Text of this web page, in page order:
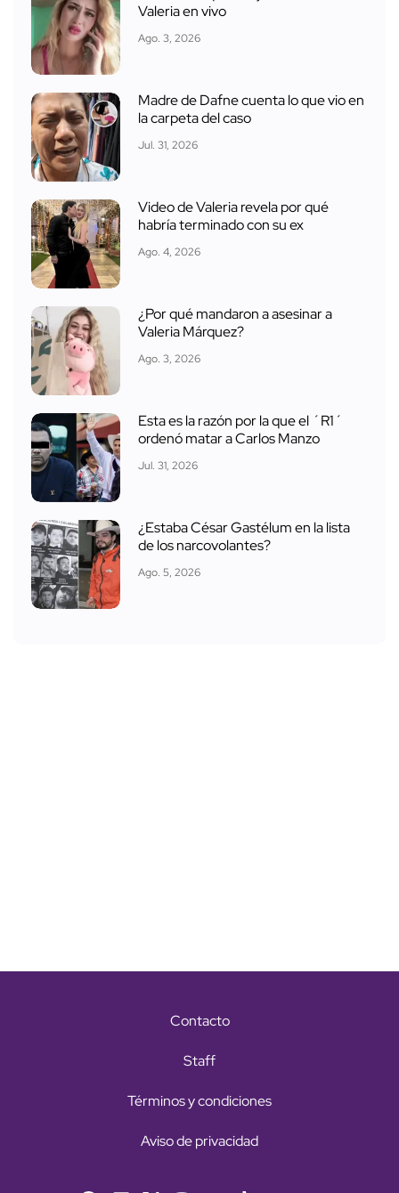
Valeria en vivo
Ago. 3, 2026
Madre de Dafne cuenta lo que vio en
la carpeta del caso
Jul. 31, 2026
Video de Valeria revela por qué
habría terminado con su ex
Ago. 4, 2026
¿Por qué mandaron a asesinar a
Valeria Márquez?
Ago. 3, 2026
Esta es la razón por la que el ´R1´
ordenó matar a Carlos Manzo
Jul. 31, 2026
¿Estaba César Gastélum en la lista
de los narcovolantes?
Ago. 5, 2026
Contacto
Staff
Términos y condiciones
Aviso de privacidad